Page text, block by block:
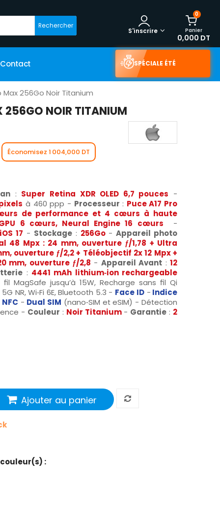
Rechercher
0
Panier
0,000 DT
S'inscrire
Contact SPÉCIALE ÉTÉ
Max 256Go Noir Titanium
256GO NOIR TITANIUM
Économisez 1 004,000 DT
: Super Retina XDR OLED 6,7 pouces -
à 460 ppp - Processeur : Puce A17 Pro
de performance et 4 cœurs à haute
6 cœurs, Neural Engine 16 cœurs
-
iOS 17 - Stockage: 256Go-Appareil photo
48 Mpx : 24 mm, ouverture ƒ/1,78 + Ultra
ouverture ƒ/2,2 + Téléobjectif 2x 12 Mpx +
mm, ouverture ƒ/2,8 - Appareil Avant :12
: 4441 mAh lithium‑ion rechargeable
MagSafe jusqu’à 15W, Recharge sans fil Qi
NR, Wi‑Fi 6E, Bluetooth 5.3 - Face ID - Indice
NFC - Dual SIM (nano‑SIM et eSIM) - Détection
- Couleur : Noir Titanium- Garantie : 2
Ajouter au panier
: